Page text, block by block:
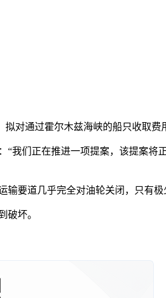
对通过霍尔木兹海峡的船只收取费
们正在推进一项提案，该提案将
要道几乎完全对油轮关闭，只有极
坏。